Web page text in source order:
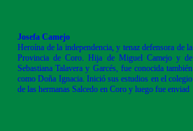
Josefa Camejo
Heroína de la independencia, y tenaz defensora de la
Provincia de Coro. Hija de Miguel Camejo y de
Sebastiana Talavera y Garcés, fue conocida también
como Doña Ignacia. Inició sus estudios en el colegio
de las hermanas Salcedo en Coro y luego fue enviad